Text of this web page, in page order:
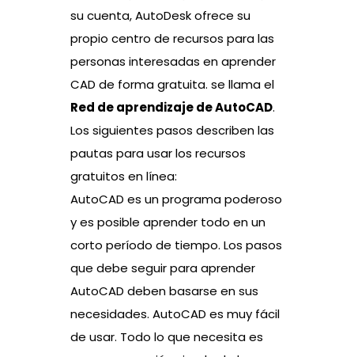
su cuenta, AutoDesk ofrece su
propio centro de recursos para las
personas interesadas en aprender
CAD de forma gratuita. se llama el
Red de aprendizaje de AutoCAD.
Los siguientes pasos describen las
pautas para usar los recursos
gratuitos en línea:
AutoCAD es un programa poderoso
y es posible aprender todo en un
corto período de tiempo. Los pasos
que debe seguir para aprender
AutoCAD deben basarse en sus
necesidades. AutoCAD es muy fácil
de usar. Todo lo que necesita es